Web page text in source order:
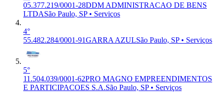
05.377.219/0001-28DDM ADMINISTRACAO DE BENS
LTDASão Paulo, SP • Serviços
4°
55.482.284/0001-91GARRA AZULSão Paulo, SP • Serviços
5°
11.504.039/0001-62PRO MAGNO EMPREENDIMENTOS
E PARTICIPACOES S.A.São Paulo, SP • Serviços